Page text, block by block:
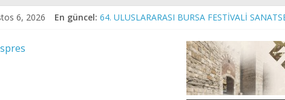
6, 2026 En güncel: 64. ULUSLARARASI BURSA FESTİVALİ
Bursa plajlarında kalite ve konfor artıyor!
Mudanya’da Beko Bayisi Törenle Açıldı
Başkan Vekili Biba’dan toplu sözleşme